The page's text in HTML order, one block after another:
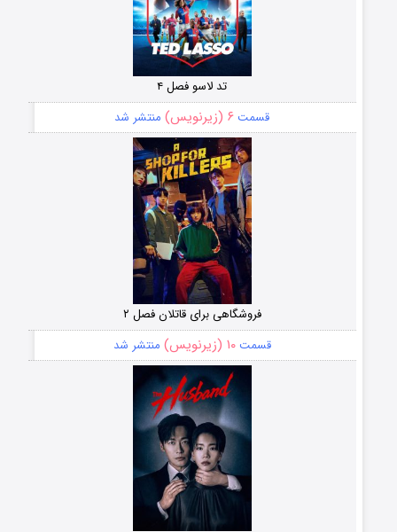
تد لاسو فصل ۴
قسمت ۶ (زیرنویس) منتشر شد
فروشگاهی برای قاتلان فصل ۲
قسمت۱۰ (زیرنویس) منتشر شد